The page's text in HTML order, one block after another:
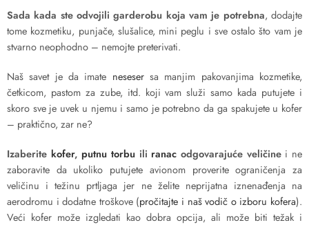
Sada kada ste odvojili garderobu koja vam je potrebna, dodajte
tome kozmetiku, punjače, slušalice, mini peglu i sve ostalo što vam je
stvarno neophodno – nemojte preterivati.
Naš savet je da imate nesesersa manjim pakovanjima kozmetike,
četkicom, pastom za zube, itd. koji vam služi samo kada putujete i
skoro sve je uvek u njemu i samo je potrebno da ga spakujete u kofer
– praktično, zar ne?
Izaberite kofer, putnu torbu ili ranac odgovarajuće veličinei ne
zaboravite da ukoliko putujete avionom proverite ograničenja za
veličinu i težinu prtljaga jer ne želite neprijatna iznenađenja na
aerodromu i dodatne troškove (pročitajte i naš vodič o izboru kofera).
Veći kofer može izgledati kao dobra opcija, ali može biti težak i